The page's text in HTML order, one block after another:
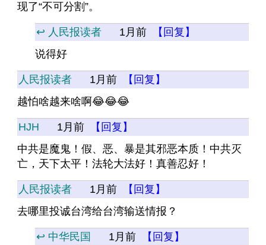
现了“不可分割”。
↩️ 人民报读者 1月前
【回复】
说得好
人民报读者 1月前
【回复】
越怕啥越来啥啊😂😂😂
HJH 1月前
【回复】
中共是魔鬼！假、恶、暴是其邪恶本质！中共灭
亡，天下太平！法轮大法好！真善忍好！
人民报读者 1月前
【回复】
去哪里投诚台湾给台湾输送情报？
↩️ 中华民国 1月前
【回复】